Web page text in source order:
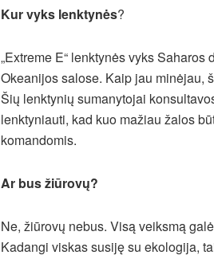
Kur vyks lenktynės?
„Extreme E“ lenktynės vyks
Okeanijos salose. Kaip jau minėjau,
Šių lenktynių sumanytojai
lenktyniauti, kad kuo mažiau žalos
komandomis.
Ar bus žiūrovų?
Ne, žiūrovų nebus. Visą veiksmą
Kadangi viskas susiję su ekologija,